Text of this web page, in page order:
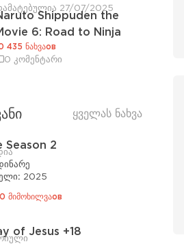
27/07/2025
Shippuden the
6: Road to Ninja
435 ნახვაов
0 კომენტარი
ყველას ნახვა
Season 2
2025
0 მიმოხილვაов
of Jesus +18